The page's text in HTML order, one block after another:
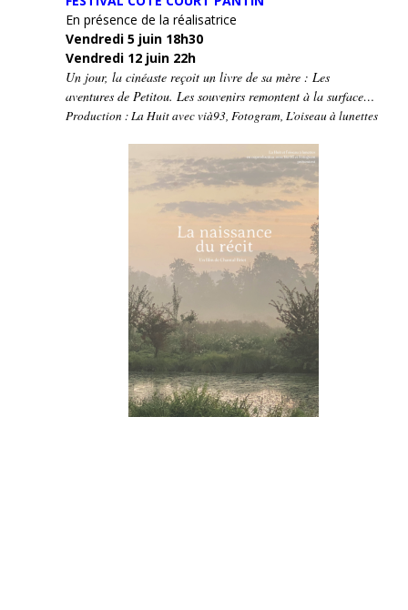
En présence de la réalisatrice
Vendredi 5 juin 18h30
Vendredi 12 juin 22h
Un jour, la cinéaste reçoit un livre de sa mère : Les
aventures de Petitou. Les souvenirs remontent à la surface…
Production : La Huit avec vià93, Fotogram, L’oiseau à lunettes